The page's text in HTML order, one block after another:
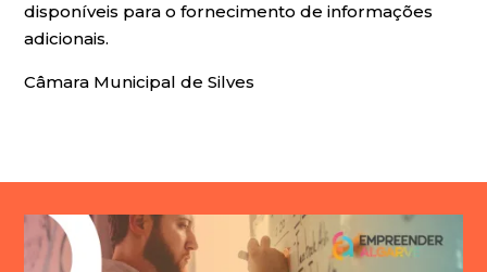
disponíveis para o fornecimento de informações
adicionais.
Câmara Municipal de Silves